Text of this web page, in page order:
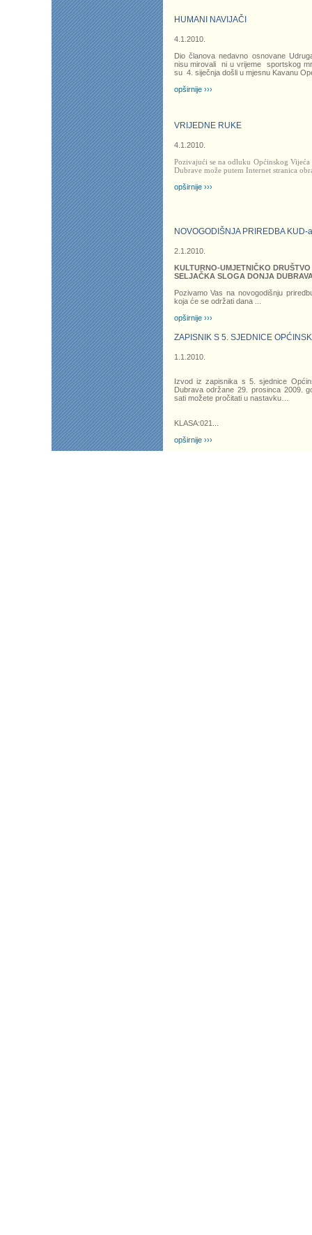
HUMANI NAVIJAČI
4.1.2010.
Dio članova nedavno osnovane
nisu mirovali ni u vrijeme sportskog
su 4. siječnja došli u mjesnu Kavanu
opširnije ›››
VRIJEDNE RUKE
4.1.2010.
Pozivajući se na odluku Općinskog
Dubrave može putem Internet stranica
opširnije ›››
NOVOGODIŠNJA PRIREDBA KUD-
2.1.2010.
KULTURNO-UMJETNIČKO DRUŠTVO
SELJAČKA SLOGA DONJA
Pozivamo Vas na novogodišnju
koja će se održati dana
opširnije ›››
ZAPISNIK S 5. SJEDNICE
1.1.2010.
Izvod iz zapisnika s 5. sjednice
Dubrava održane 29. prosinca 2009.
sati možete pročitati u nastavku…
KLASA:021...
opširnije ›››